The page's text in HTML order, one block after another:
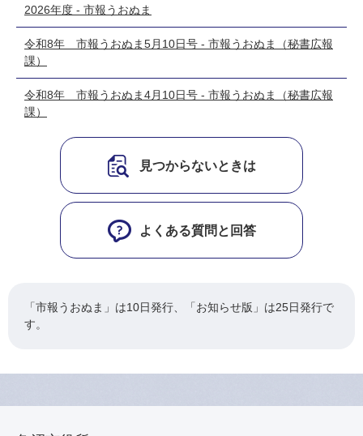
2026年度 - 市報うおぬま
令和8年 市報うおぬま5月10日号 - 市報うおぬま（秘書広報
課）
令和8年 市報うおぬま4月10日号 - 市報うおぬま（秘書広報
課）
見つからないときは
よくある質問と回答
「市報うおぬま」は10日発行、「お知らせ版」は25日発行で
す。